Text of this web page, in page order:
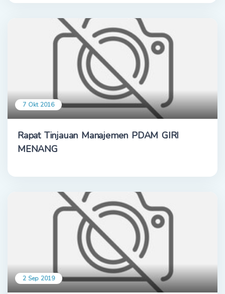
7 Okt 2016
Rapat Tinjauan Manajemen PDAM GIRI
MENANG
2 Sep 2019